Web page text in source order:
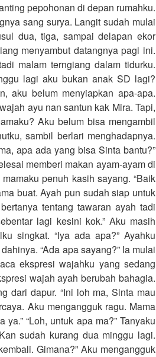
pepohonan di depan rumahku.
sang surya. Langit sudah mulai
dua, tiga, sampai delapan ekor
menyambut datangnya pagi ini.
malam terngiang dalam tidurku.
lagi aku bukan anak SD lagi?
aku belum menyiapkan apa-apa.
ayu nan santun kak Mira. Tapi,
Aku belum bisa mengambil
sambil berlari menghadapnya.
apa ada yang bisa Sinta bantu?”
memberi makan ayam-ayam di
penuh kasih sayang. “Baik
buat. Ayah pun sudah siap untuk
tentang tawaran ayah tadi
lagi kesini kok.” Aku masih
singkat. “Iya ada apa?” Ayahku
“Ada apa sayang?” Ia mulai
ekspresi wajahku yang sedang
wajah ayah berubah bahagia.
dari dapur. “Ini loh ma, Sinta mau
Aku mengangguk ragu. Mama
“Loh, untuk apa ma?” Tanyaku
sudah kurang dua minggu lagi.
Gimana?” Aku mengangguk